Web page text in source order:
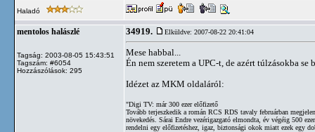
Haladó
mentolos halászlé
Tagság: 2003-08-05 15:43:51
Tagszám: #6054
Hozzászólások: 295
34919. Elküldve: 2007-08-22 20:41:04
Mese habbal...
Én nem szeretem a UPC-t, de azért túlzásokba se
Idézet az MKM oldaláról:
"Digi TV: már 300 ezer előfizető
Tovább terjeszkedik a román RCS RDS tavaly februárban
növekedés. Sárai Endre vezérigazgató elmondta, év végéig 500
rendelni egy előfizetéshez, igaz, biztonsági okok miatt ezek egy